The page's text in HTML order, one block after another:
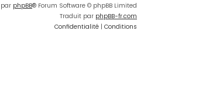
par phpBB® Forum Software © phpBB Limited
Traduit par phpBB-fr.com
Confidentialité | Conditions